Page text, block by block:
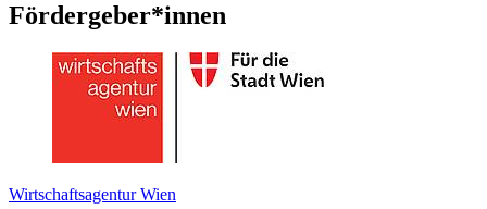
Fördergeber*innen
Wirtschaftsagentur Wien